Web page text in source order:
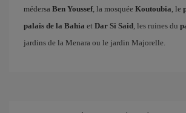
médersa Ben Youssef, la mosquée Koutoubia, le
palais de la Bahia et Dar Si Said, les ruines du
jardins de la Menara ou le jardin Majorelle.